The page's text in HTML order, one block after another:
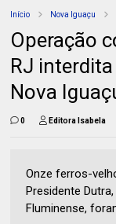
Início Nova Iguaçu
Operação
RJ
Nova
0 Editora Isabela
Onze ferros-
Presidente
Fluminense,